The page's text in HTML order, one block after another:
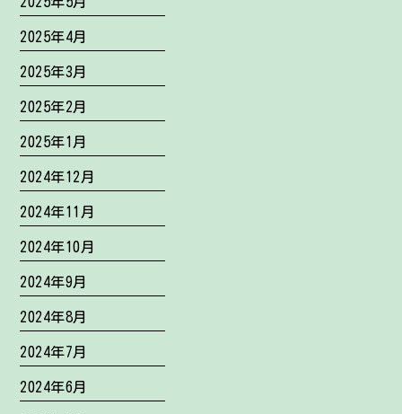
2025年4月
2025年3月
2025年2月
2025年1月
2024年12月
2024年11月
2024年10月
2024年9月
2024年8月
2024年7月
2024年6月